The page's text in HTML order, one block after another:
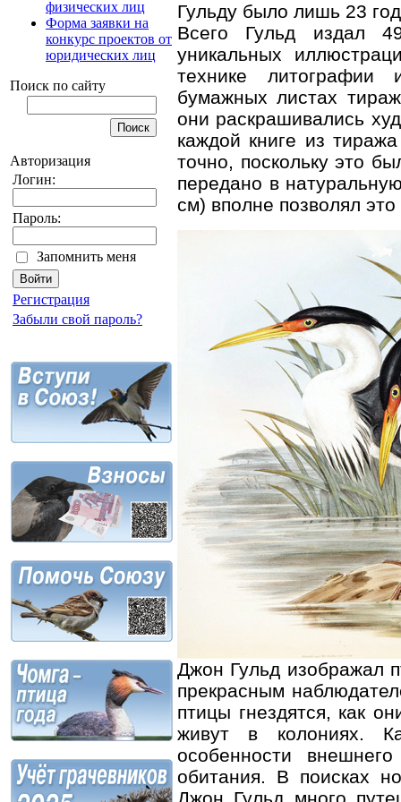
физических лиц
Форма заявки на
конкурс проектов от
юридических лиц
Поиск по сайту
Авторизация
Логин:
Пароль:
Запомнить меня
Регистрация
Забыли свой пароль?
Гульду было лишь 23
Всего Гульд издал
уникальных
технике литографии
бумажных листах
они раскрашивались
каждой книге из
точно, поскольку это
передано в
см) вполне позволял это
Джон Гульд изображал
прекрасным
птицы гнездятся, как
живут в колониях.
особенности
обитания. В поисках